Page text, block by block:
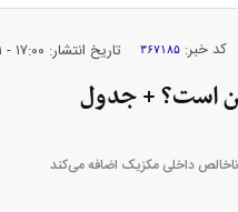
کد خبر:۳۶۷۱۸۵ تاریخ انتشار: ۱۷:۰۰ - ۱۱ خرداد ۱۴۰۵
است؟ + جدول
قیمت خودرو‌های ایران خودرو + جدول